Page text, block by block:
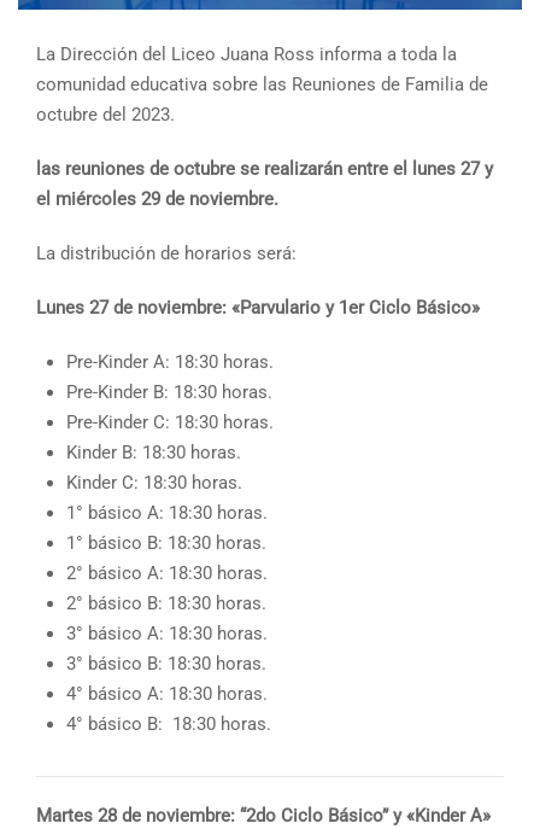
La Dirección del Liceo Juana Ross informa a toda la
comunidad educativa sobre las Reuniones de Familia de
octubre del 2023.
las reuniones de octubre se realizarán entre el lunes 27 y
el miércoles 29 de noviembre.
La distribución de horarios será:
Lunes 27 de noviembre: «Parvulario y 1er Ciclo Básico»
Pre-Kinder A: 18:30 horas.
Pre-Kinder B: 18:30 horas.
Pre-Kinder C: 18:30 horas.
Kinder B: 18:30 horas.
Kinder C: 18:30 horas.
1° básico A: 18:30 horas.
1° básico B: 18:30 horas.
2° básico A: 18:30 horas.
2° básico B: 18:30 horas.
3° básico A: 18:30 horas.
3° básico B: 18:30 horas.
4° básico A: 18:30 horas.
4° básico B: 18:30 horas.
Martes 28 de noviembre: “2do Ciclo Básico” y «Kinder A»